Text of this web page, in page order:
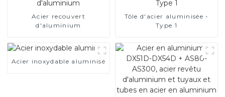
Acier recouvert
d'aluminium
Tôle d'acier aluminisée -
Type 1
Acier inoxydable aluminisé